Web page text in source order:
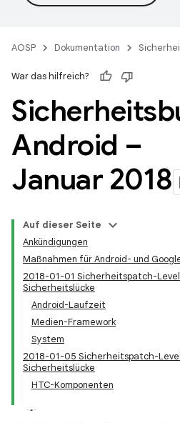
AOSP Dokumentation
War das hilfreich?
Android –
Januar 2018
Auf dieser Seite
Ankündigungen
Maßnahmen für Android- und
2018-01-01 Sicherheitspatch-
Sicherheitslücke
Android-Laufzeit
Medien-Framework
System
2018-01-05 Sicherheitspatch-
Sicherheitslücke
HTC-Komponenten